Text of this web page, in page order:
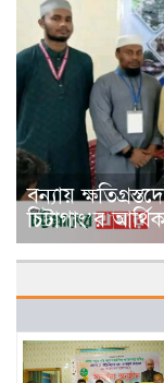
বন্যায়
চিটাগাং’র